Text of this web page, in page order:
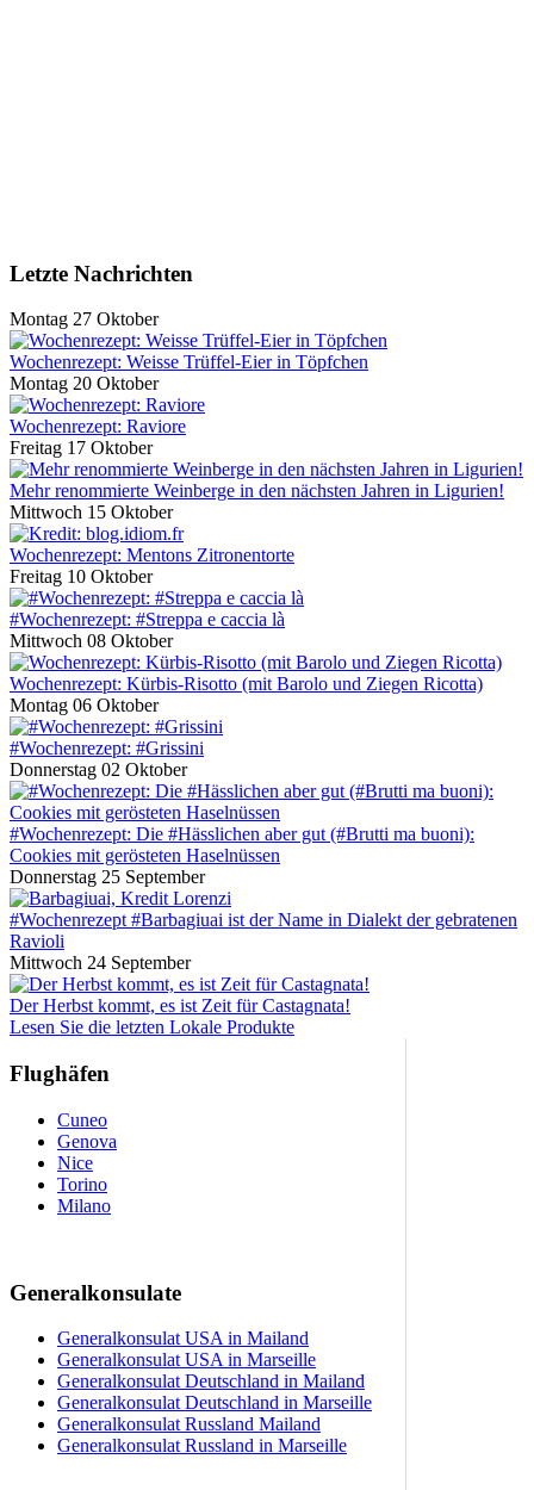
Letzte Nachrichten
Montag 27 Oktober
Wochenrezept: Weisse Trüffel-Eier in Töpfchen
Montag 20 Oktober
Wochenrezept: Raviore
Freitag 17 Oktober
Mehr renommierte Weinberge in den nächsten Jahren in Ligurien!
Mittwoch 15 Oktober
Wochenrezept: Mentons Zitronentorte
Freitag 10 Oktober
#Wochenrezept: #Streppa e caccia là
Mittwoch 08 Oktober
Wochenrezept: Kürbis-Risotto (mit Barolo und Ziegen Ricotta)
Montag 06 Oktober
#Wochenrezept: #Grissini
Donnerstag 02 Oktober
#Wochenrezept: Die #Hässlichen aber gut (#Brutti ma buoni):
Cookies mit gerösteten Haselnüssen
Donnerstag 25 September
#Wochenrezept #Barbagiuai ist der Name in Dialekt der gebratenen
Ravioli
Mittwoch 24 September
Der Herbst kommt, es ist Zeit für Castagnata!
Lesen Sie die letzten Lokale Produkte
Flughäfen
Cuneo
Genova
Nice
Torino
Milano
Generalkonsulate
Generalkonsulat USA in Mailand
Generalkonsulat USA in Marseille
Generalkonsulat Deutschland in Mailand
Generalkonsulat Deutschland in Marseille
Generalkonsulat Russland Mailand
Generalkonsulat Russland in Marseille